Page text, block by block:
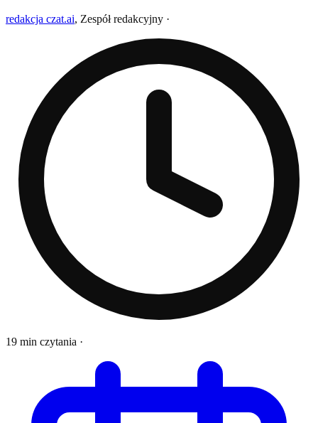
redakcja czat.ai, Zespół redakcyjny ·
19 min czytania ·